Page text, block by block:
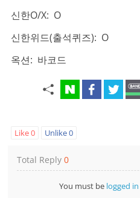
신한O/X: O
신한위드(출석퀴즈): O
옥션: 바코드
Like0 Unlike0
Total Reply0
You must be logged in